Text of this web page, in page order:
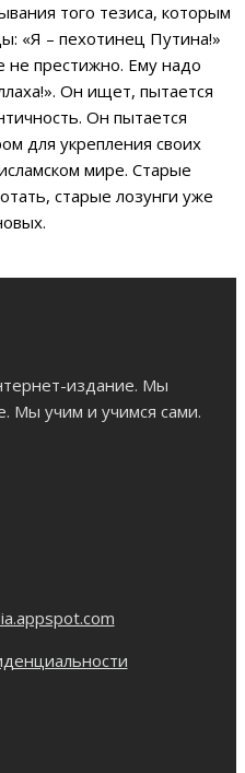
того тезиса, которым
«Я – пехотинец Путина!»
престижно. Ему надо
Он ищет, пытается
Он пытается
для укрепления своих
мире. Старые
старые лозунги уже
издание. Мы
Мы учим и учимся сами.